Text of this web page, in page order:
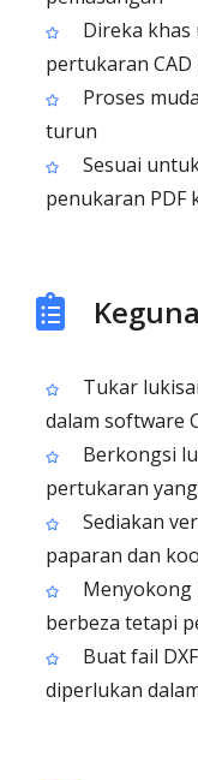
Direka
pertukaran CAD
Proses
turun
Sesuai
penukaran PDF
Tukar
dalam software
Berkongsi
pertukaran
Sediakan
paparan dan
Menyokong
berbeza tetapi
Buat fail
diperlukan